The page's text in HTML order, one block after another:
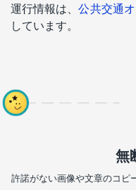
運行情報は、公共交通
しています。
無
許諾がない画像や文章のコピ